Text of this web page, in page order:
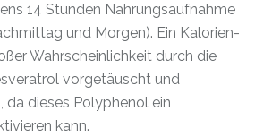
14 Stunden Nahrungsaufnahme
und Morgen). Ein Kalorien-
Wahrscheinlichkeit durch die
vorgetäuscht und
da dieses Polyphenol ein
kann.